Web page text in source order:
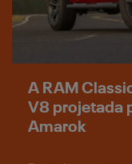
A RAM
V8 projetada
Amarok